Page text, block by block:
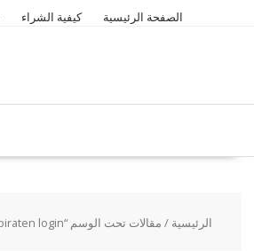
الصفحة الرئيسية كيفية الشراء
الرئيسية / مقالات تحت الوسم “jackpotpiraten login”